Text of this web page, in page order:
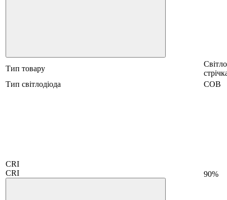
Тип товару
Тип світлодіода
COB
CRI
CRI
90%